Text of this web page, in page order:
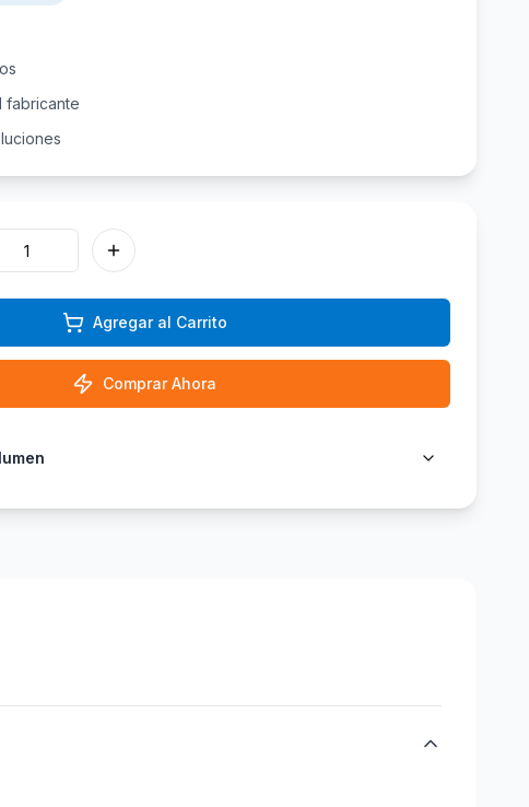
fabricante
Agregar al Carrito
Comprar Ahora